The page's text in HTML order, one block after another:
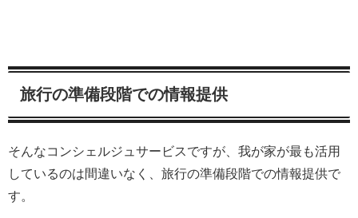
旅行の準備段階での情報提供
そんなコンシェルジュサービスですが、我が家が最も活用
しているのは間違いなく、旅行の準備段階での情報提供で
す。